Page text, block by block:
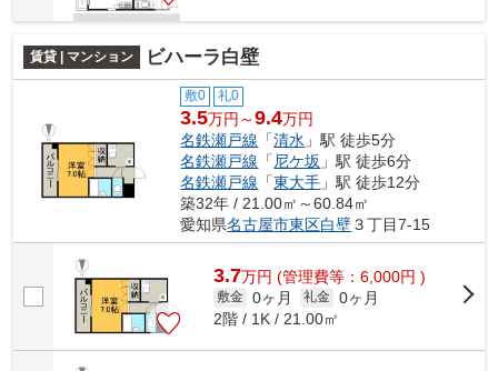
賃貸 | マンション ビハーラ白壁
敷0 礼0
3.5万円～9.4万円
名鉄瀬戸線 「清水 」駅 徒歩5分
名鉄瀬戸線 「 尼ケ坂 」駅 徒歩6分
名鉄瀬戸線 「東大手 」駅 徒歩12分
築32年 / 21.00㎡～60.84㎡
愛知県名古屋市東区白壁３丁目7-15
3.7万円 (管理費等：6,000円 )
敷金 0ヶ月 礼金 0ヶ月
2階 / 1K / 21.00㎡